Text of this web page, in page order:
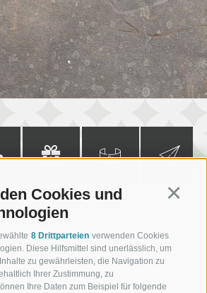
Cookies und
8 Drittparteien verwenden Cookies
Diese Hilfsmittel sind unerlässlich, um
zu gewährleisten, die Navigation zu
Ihrer Zustimmung, zu
Ihre Daten zum Beispiel für folgende
Gutschein 360° Tour Newsletter